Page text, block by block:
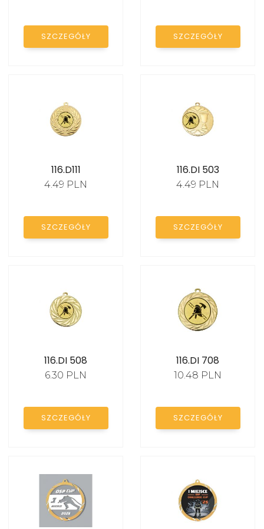
PROMOCJE
etui na medale
medale piłkarskie
Medale piłka ręczna
Medale tenis stołowy
Medale pływanie
Medale strażackie
Medale konie
Medale badminton
Medale szachy
SZCZEGÓŁY SZCZEGÓŁY
116.D111
4.49 PLN
SZCZEGÓŁY
116.DI 503
4.49 PLN
SZCZEGÓŁY
116.DI 508
6.30 PLN
SZCZEGÓŁY
116.DI 708
10.48 PLN
SZCZEGÓŁY